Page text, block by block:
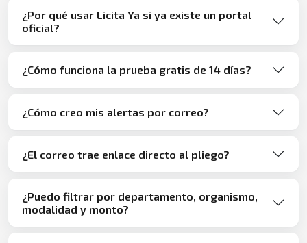
¿Por qué usar Licita Ya si ya existe un portal
oficial?
¿Cómo funciona la prueba gratis de 14 días?
¿Cómo creo mis alertas por correo?
¿El correo trae enlace directo al pliego?
¿Puedo filtrar por departamento, organismo,
modalidad y monto?